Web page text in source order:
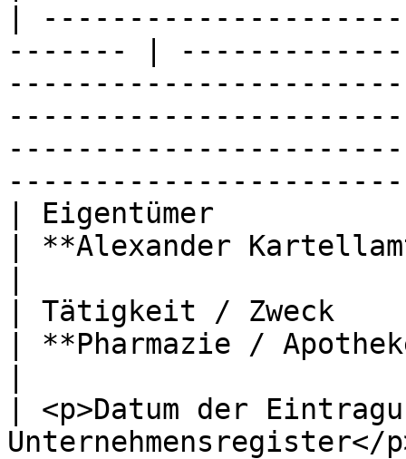
|
------- |
| Eigentümer
| **Alexander
| Tätigkeit / Zweck
| **Pharmazie /
| <p>Datum der